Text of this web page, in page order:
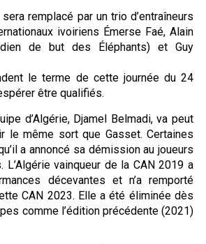
remplacé par un trio d’entraîneurs
ivoiriens Émerse Faé, Alain
de but des Éléphants) et Guy
le terme de cette journée du 24
être qualifiés.
d’Algérie, Djamel Belmadi, va peut
le même sort que Gasset. Certaines
a annoncé sa démission au joueurs
vainqueur de la CAN 2019 a
décevantes et n’a remporté
CAN 2023. Elle a été éliminée dès
comme l’édition précédente (2021)